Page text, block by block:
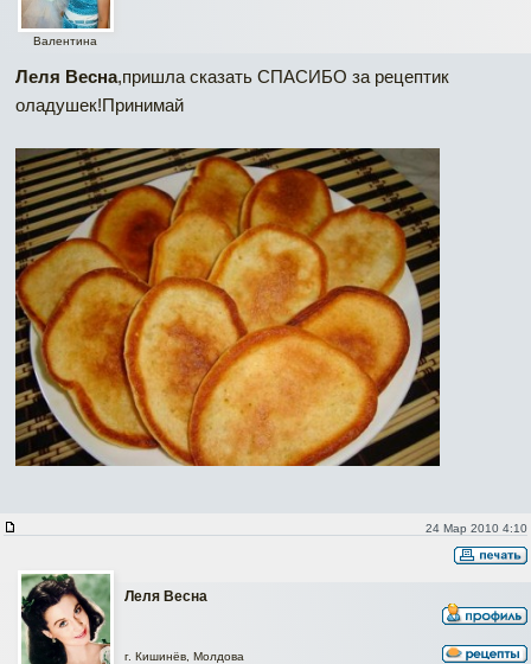
Валентина
Леля Весна,пришла сказать СПАСИБО за рецептик
оладушек!Принимай
24 Мар 2010 4:10
Леля Весна
г. Кишинёв, Молдова